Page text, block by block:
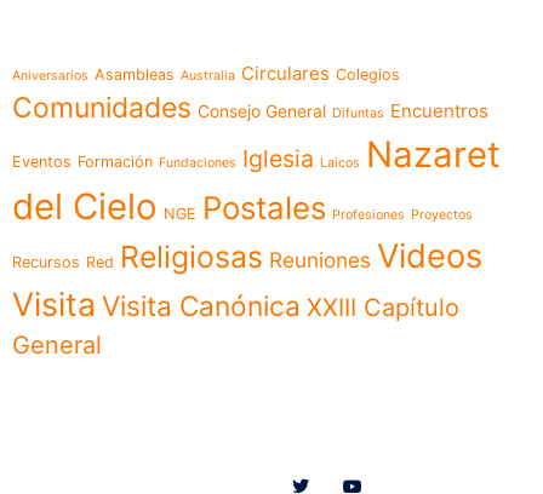
Aniversarios Asambleas Australia Circulares Colegios
Comunidades Consejo General Difuntas Encuentros
Eventos Formación Fundaciones Iglesia Laicos
Nazaret
del Cielo NGE Postales Profesiones Proyectos
Recursos Red Religiosas Reuniones Videos
Visita Visita Canónica XXIII Capítulo
General